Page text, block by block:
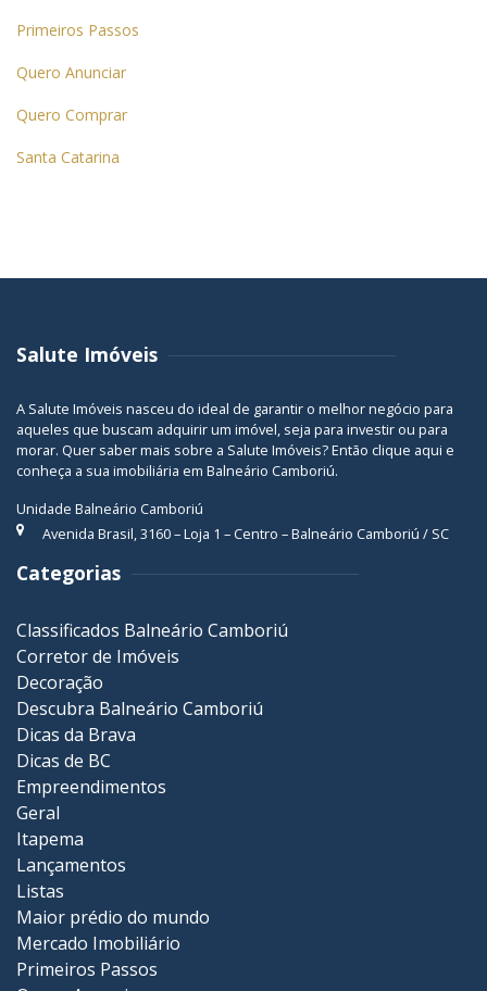
Primeiros Passos
Quero Anunciar
Quero Comprar
Santa Catarina
Salute Imóveis
A Salute Imóveis nasceu do ideal de garantir o melhor negócio para
aqueles que buscam adquirir um imóvel, seja para investir ou para
morar. Quer saber mais sobre a Salute Imóveis? Então clique aqui e
conheça a sua imobiliária em Balneário Camboriú.
Unidade Balneário Camboriú
Avenida Brasil, 3160 – Loja 1 – Centro – Balneário Camboriú / SC
Categorias
Classificados Balneário Camboriú
Corretor de Imóveis
Decoração
Descubra Balneário Camboriú
Dicas da Brava
Dicas de BC
Empreendimentos
Geral
Itapema
Lançamentos
Listas
Maior prédio do mundo
Mercado Imobiliário
Primeiros Passos